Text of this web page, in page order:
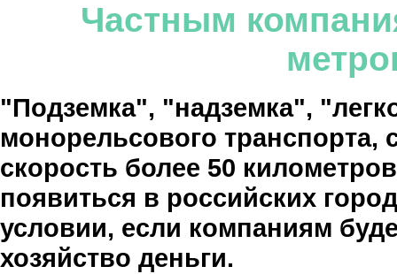
Частным
"Подземка", "надземка",
монорельсового
скорость более 50
появиться в российских
условии, если компаниям
хозяйство деньги.